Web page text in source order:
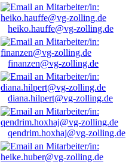
heiko.hauffe@vg-zolling.de
finanzen@vg-zolling.de
diana.hilpert@vg-zolling.de
qendrim.hoxhaj@vg-zolling.de